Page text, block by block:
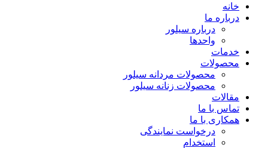
خانه
درباره ما
درباره سیلور
واحدها
خدمات
محصولات
محصولات مردانه سیلور
محصولات زنانه سیلور
مقالات
تماس با ما
همکاری با ما
درخواست نمایندگی
استخدام